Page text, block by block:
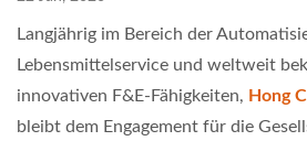
Langjährig im Bereich der
Lebensmittelservice und weltweit
innovativen F&E-Fähigkeiten, Hong
bleibt dem Engagement für die